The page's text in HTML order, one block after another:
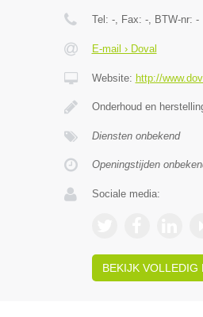
Tel: -, Fax: -, BTW-nr: -
E-mail › Doval
Website: http://
Onderhoud en
Diensten onbekend
Openingstijden
Sociale media:
BEKIJK VOLLEDIG